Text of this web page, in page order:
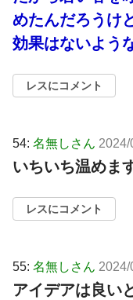
めたんだろうけ
効果はないよう
レスにコメント
54: 名無しさん 2024/
いちいち温めま
レスにコメント
55: 名無しさん
アイデアは良い